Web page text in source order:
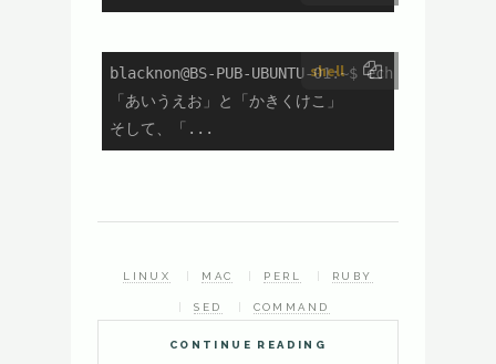
shell
blacknon@BS-PUB-UBUNTU-01:~$ echo -e "「あい
「あいうえお」と「かきくけこ」
そして、「...
CONTINUE READING
LINUX MAC PERL RUBY
SED COMMAND